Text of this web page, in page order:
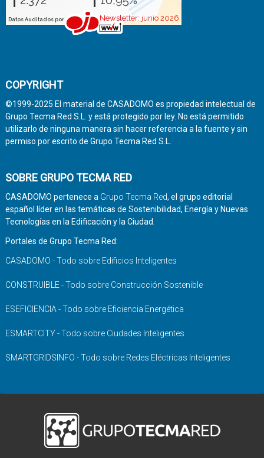
COPYRIGHT
©1999-2025 El material de CASADOMO es propiedad intelectual de
Grupo Tecma Red S.L. y está protegido por ley. No está permitido
utilizarlo de ninguna manera sin hacer referencia a la fuente y sin
permiso por escrito de Grupo Tecma Red S.L.
SOBRE GRUPO TECMA RED
CASADOMO pertenece a Grupo Tecma Red, el grupo editorial
español líder en las temáticas de Sostenibilidad, Energía y Nuevas
Tecnologías en la Edificación y la Ciudad.
Portales de Grupo Tecma Red:
CASADOMO - Todo sobre Edificios Inteligentes
CONSTRUIBLE - Todo sobre Construcción Sostenible
ESEFICIENCIA - Todo sobre Eficiencia Energética
ESMARTCITY - Todo sobre Ciudades Inteligentes
SMARTGRIDSINFO - Todo sobre Redes Eléctricas Inteligentes